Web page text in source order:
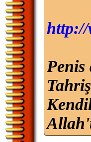
http://
Penis